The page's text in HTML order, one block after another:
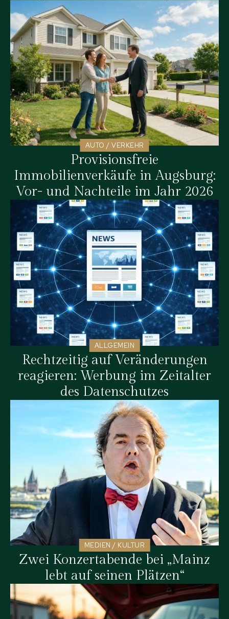
AUTO / VERKEHR
Provisionsfreie
Immobilienverkäufe in Augsburg:
Vor- und Nachteile im Jahr 2026
ALLGEMEIN
Rechtzeitig auf Veränderungen
reagieren: Werbung im Zeitalter
des Datenschutzes
MEDIEN / KULTUR
Zwei Konzertabende bei „Mainz
lebt auf seinen Plätzen“